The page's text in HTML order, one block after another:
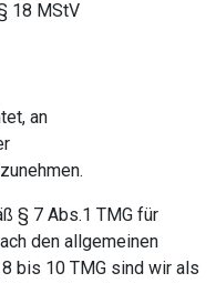
18 MStV
an
§ 7 Abs.1 TMG für
den allgemeinen
bis 10 TMG sind wir als